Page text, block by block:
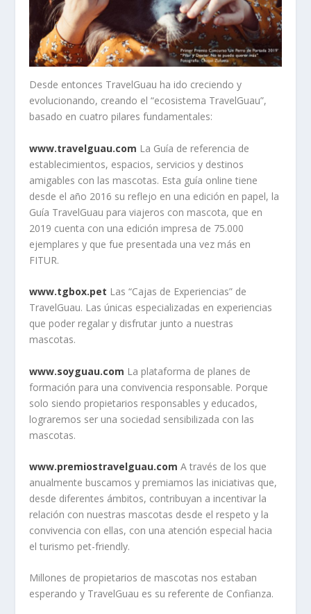
Desde entonces TravelGuau ha ido creciendo y
evolucionando, creando el “ecosistema TravelGuau”,
basado en cua­tro pilares fundamentales:
www.travelguau.com La Guía de referencia de
establecimientos, espacios, servicios y destinos
amigables con las mascotas. Esta guía online tiene
desde el año 2016 su reflejo en una edición en papel, la
Guía TravelGuau para via­jeros con mascota, que en
2019 cuenta con una edición impresa de 75.000
ejemplares y que fue presentada una vez más en
FITUR.
www.tgbox.pet Las “Cajas de Experiencias” de
TravelGuau. Las únicas especializadas en experiencias
que poder regalar y disfrutar junto a nuestras
mascotas.
www.soyguau.com La plataforma de planes de
formación para una convivencia responsable. Porque
solo siendo propietarios responsables y educados,
lograremos ser una sociedad sensibilizada con las
mascotas.
www.premiostravelguau.com A través de los que
anualmente buscamos y premiamos las iniciativas que,
desde diferentes ámbitos, contribuyan a incentivar la
relación con nuestras mascotas desde el respeto y la
convivencia con ellas, con una atención especial hacia
el turismo pet-friendly.
Millones de propietarios de mascotas nos estaban
esperando y TravelGuau es su referente de Confianza.